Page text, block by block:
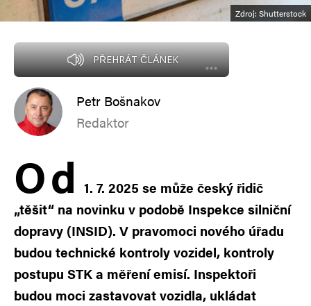
Zdroj: Shutterstock
PŘEHRÁT ČLÁNEK
Petr Bošnakov
Redaktor
Od 1. 7. 2025 se může český řidič
„těšit“ na novinku v podobě Inspekce silniční
dopravy (INSID). V pravomoci nového úřadu
budou technické kontroly vozidel, kontroly
postupu STK a měření emisí. Inspektoři
budou moci zastavovat vozidla, ukládat